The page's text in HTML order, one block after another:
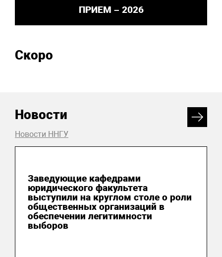
ПРИЕМ – 2026
Скоро
Новости
Новости ННГУ
Заведующие кафедрами
юридического факультета
выступили на круглом столе о роли
общественных организаций в
обеспечении легитимности
выборов